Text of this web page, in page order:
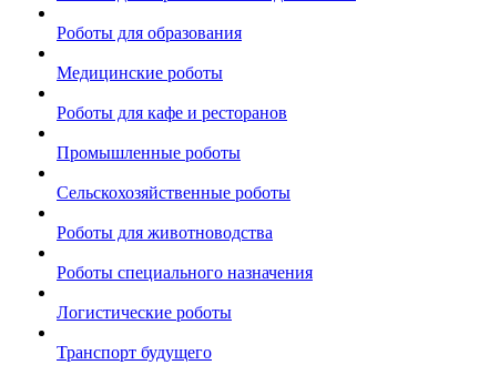
Роботы для образования
Медицинские роботы
Роботы для кафе и ресторанов
Промышленные роботы
Сельскохозяйственные роботы
Роботы для животноводства
Роботы специального назначения
Логистические роботы
Транспорт будущего